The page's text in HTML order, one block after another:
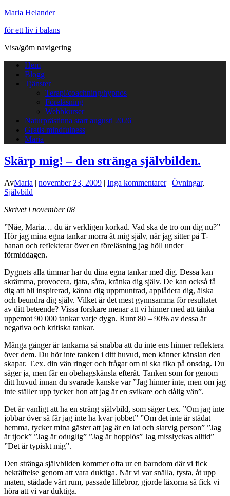
Maria Helander
för ett liv i balans
Visa/göm navigering
Hem
Blogg
Tjänster
Terapi/coachning/hypnos
Föreläsning
Webbkurser
Naturprästinna start augusti 2026
Gratis mindfulness
Maria
Skärp mig! – den stränga självbilden.
AvMaria | november 23, 2009 | Inga kommentarer| Övningar,
Självbild
Skrivet i november 08
”Näe, Maria… du är verkligen korkad. Vad ska de tro om dig nu?”
Hör jag mina egna tankar morra åt mig själv, när jag sitter på T-
banan och reflekterar över en föreläsning jag höll under
förmiddagen.
Dygnets alla timmar har du dina egna tankar med dig. Dessa kan
skrämma, provocera, tjata, såra, kränka dig själv. De kan också få
dig att bli inspirerad, känna dig uppmuntrad, applådera dig, älska
och beundra dig själv. Vilket är det mest gynnsamma för resultatet
av ditt beteende? Vissa forskare menar att vi hinner med att tänka
uppemot 90 000 tankar varje dygn. Runt 80 – 90% av dessa är
negativa och kritiska tankar.
Många gånger är tankarna så snabba att du inte ens hinner reflektera
över dem. Du hör inte tanken i ditt huvud, men känner känslan den
skapar. T.ex. din vän ringer och frågar om ni ska fika på onsdag. Du
säger ja, men får en obehagskänsla efteråt. Tanken som for genom
ditt huvud innan du svarade kanske var ”Jag hinner inte, men om jag
inte ställer upp tycker hon att jag är en svikare och dålig vän”.
Det är vanligt att ha en sträng självbild, som säger t.ex. ”Om jag inte
jobbar över så får jag inte ha kvar jobbet” ”Om det inte är städat
hemma, tycker mina gäster att jag är en lat och slarvig person” ”Jag
är tjock” ”Jag är oduglig” ”Jag är hopplös” Jag misslyckas alltid”
”Det är typiskt mig”.
Den stränga självbilden kommer ofta ur en barndom där vi fick
bekräftelse genom att vara duktiga. När vi var snälla, tysta, åt upp
maten, städade vårt rum, passade lillebror, gjorde läxorna så fick vi
höra att vi var duktiga.